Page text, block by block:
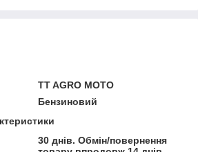
TT AGRO MOTO
Бензиновий
30 днів. Обмін/повернення